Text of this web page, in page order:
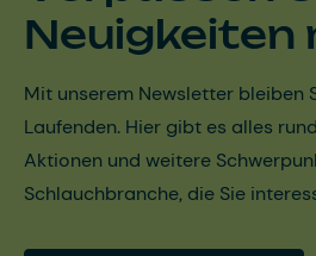
Neuigkeiten
Mit unserem Newsletter bleiben
Laufenden. Hier gibt es alles
Aktionen und weitere
Schlauchbranche, die Sie